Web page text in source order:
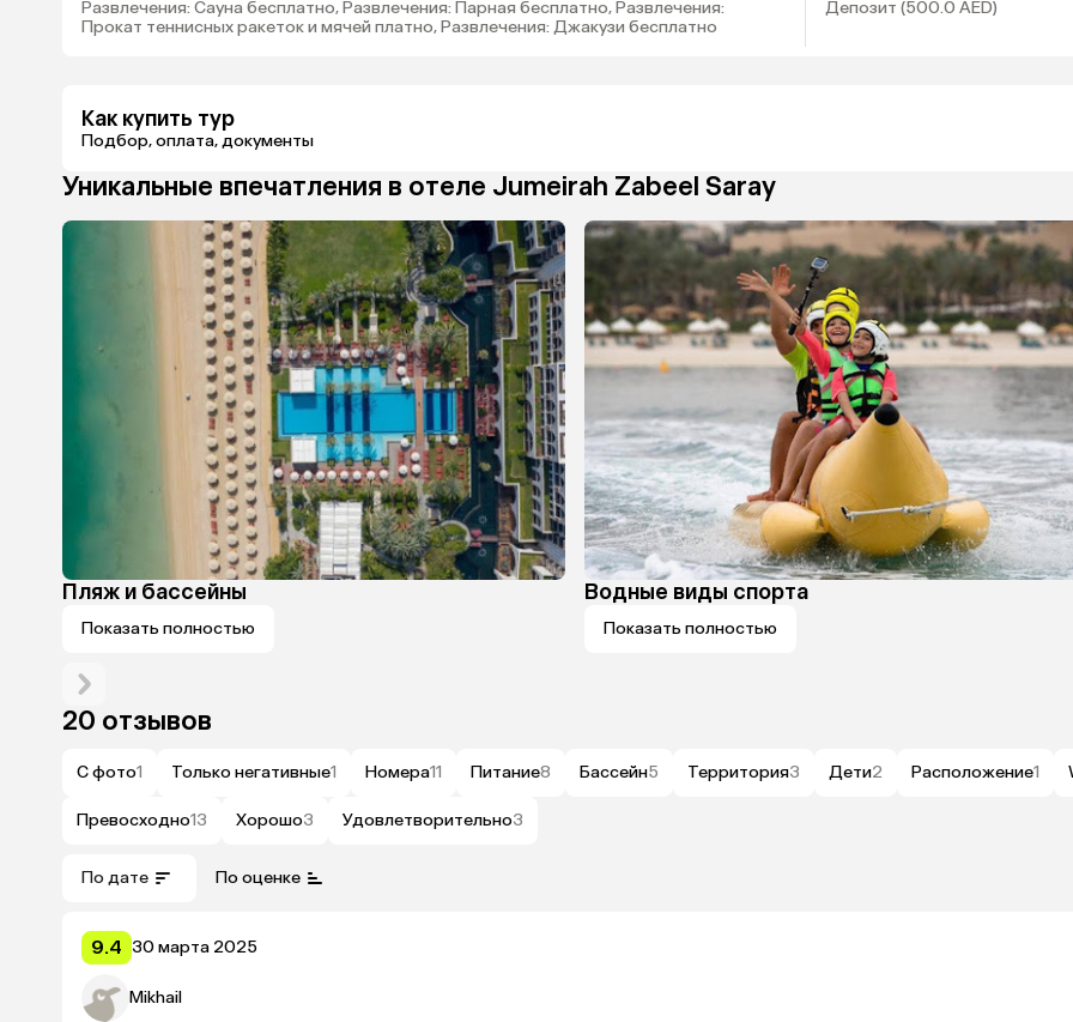
Развлечения: Сауна бесплатно, Развлечения: Парная бесплатно, Развлечения:
Прокат теннисных ракеток и мячей платно, Развлечения: Джакузи бесплатно
Депозит (500.0 AED)
Как купить тур
Подбор, оплата, документы
Уникальные впечатления в отеле Jumeirah Zabeel Saray
Пляж и бассейны
Показать полностью
Водные виды спорта
Показать полностью
20 отзывов
С фото1 Только негативные1 Номера11 Питание8 Бассейн5 Территория3 Дети2 Расположение1
Превосходно13 Хорошо3 Удовлетворительно3
По дате По оценке
9.4 30 марта 2025
Mikhail